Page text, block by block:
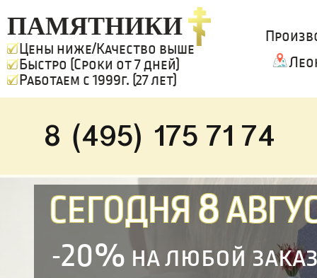
ПАМЯТНИКИ
Цены ниже/Качество выше
Быстро (Сроки от 7 дней)
Работаем с 1999г. (27 лет)
8 (495) 175 71 74
СЕГОДНЯ 8
-20% на любой